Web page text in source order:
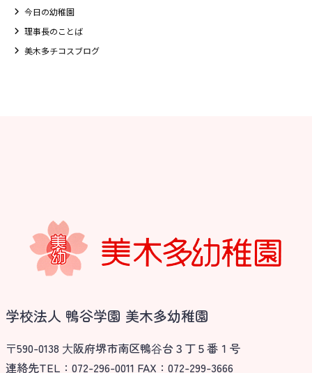
今日の幼稚園
理事長のことば
美木多チコスブログ
学校法人 鴨谷学園 美木多幼稚園
〒590-0138 ⼤阪府堺市南区鴨⾕台３丁５番１号
連絡先TEL：072-296-0011 FAX：072-299-3666
お知らせ
今日の幼稚園